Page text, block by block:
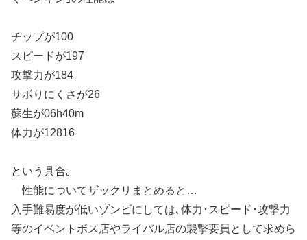
チップが100
スピードが197
攻撃力が184
サボりにくさが26
蘇生が06h40m
体力が12816
という具合｡
性能についてザックリまとめると…
入手難易度が低いゾンビにしては､体力･スピード･攻撃力
等のイベントボス店やライバル店の襲撃要員として求めら